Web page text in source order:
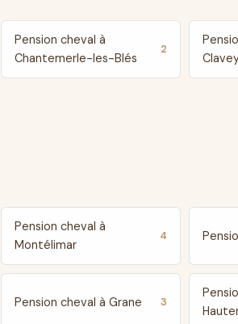
Pension cheval à
Chantemerle-les-Blés
2
Pension cheval à
Montélimar
4
Pension cheval à Grane 3